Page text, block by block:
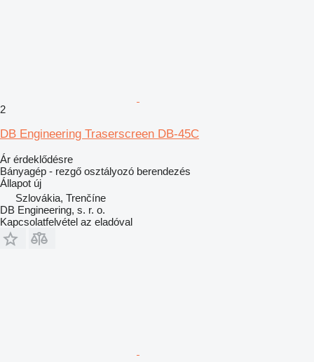
2
DB Engineering Traserscreen DB-45C
Ár érdeklődésre
Bányagép - rezgő osztályozó berendezés
Állapot új
Szlovákia, Trenčíne
DB Engineering, s. r. o.
Kapcsolatfelvétel az eladóval